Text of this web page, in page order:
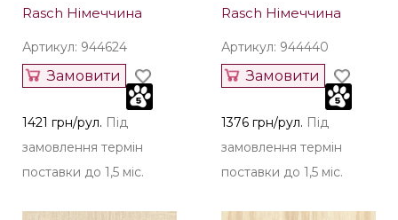
Rasch Німеччина
Артикул: 944624
Замовити
1421 грн/рул. Під
замовлення термін
поставки до 1,5 міс.
Rasch Німеччина
Артикул: 944440
Замовити
1376 грн/рул. Під
замовлення термін
поставки до 1,5 міс.